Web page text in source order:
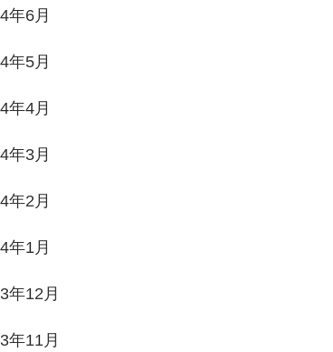
年6月
年5月
年4月
年3月
年2月
年1月
年12月
年11月